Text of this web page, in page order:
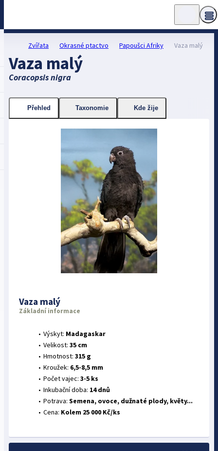
Zvířata Okrasné ptactvo Papoušci Afriky Vaza malý
Vaza malý
Coracopsis nigra
Přehled Taxonomie Kde žije
Vaza malý
Základní informace
Výskyt: Madagaskar
Velikost: 35 cm
Hmotnost: 315 g
Kroužek: 6,5-8,5 mm
Počet vajec: 3-5 ks
Inkubační doba: 14 dnů
Potrava: Semena, ovoce, dužnaté plody, květy...
Cena: Kolem 25 000 Kč/ks